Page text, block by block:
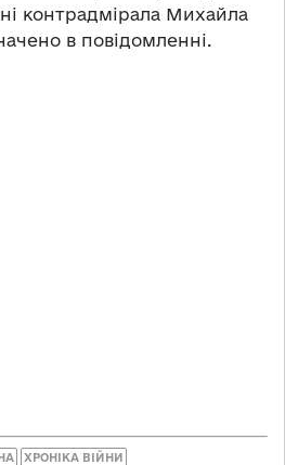
контрадмірала Михайла
в повідомленні.
ХРОНІКА ВІЙНИ